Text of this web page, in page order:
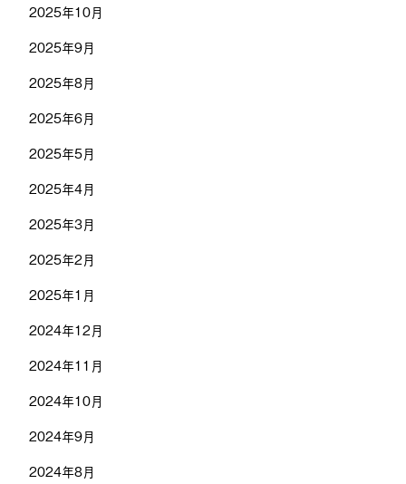
2025年10月
2025年9月
2025年8月
2025年6月
2025年5月
2025年4月
2025年3月
2025年2月
2025年1月
2024年12月
2024年11月
2024年10月
2024年9月
2024年8月